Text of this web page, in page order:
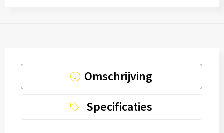
Omschrijving
Specificaties